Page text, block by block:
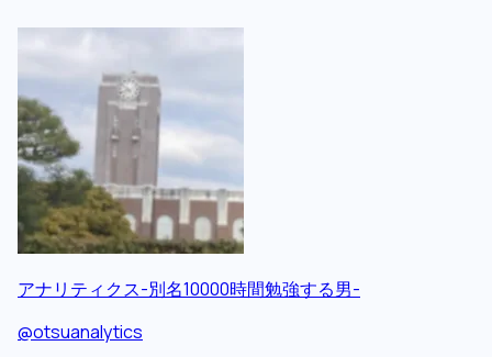
アナリティクス-別名10000時間勉強する男-
@otsuanalytics